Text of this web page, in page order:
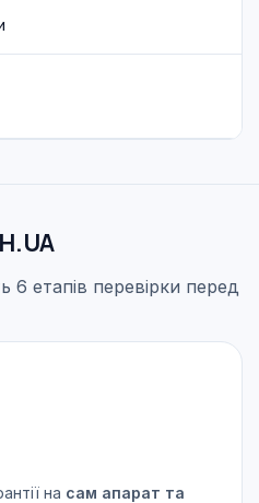
етапів перевірки перед
на сам апарат та